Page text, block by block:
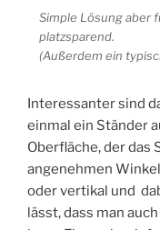
Simple Lösung aber
platzsparend.
(Außerdem ein
Interessanter sind
einmal ein Ständer
Oberfläche, der das
angenehmen
oder vertikal und
lässt, dass man